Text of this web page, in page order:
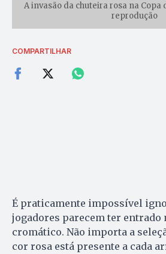
A invasão da chuteira rosa na Copa
reprodução
COMPARTILHAR
É praticamente impossível
jogadores parecem ter entrado
cromático. Não importa a
cor rosa está presente a cada